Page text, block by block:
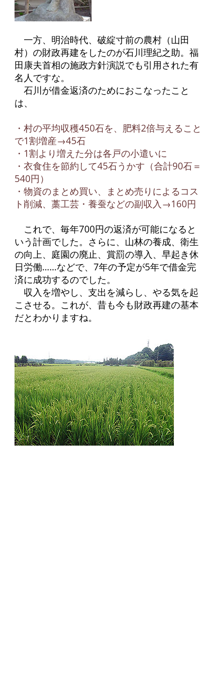
一方、明治時代、破綻寸前の農村（山田
村）の財政再建をしたのが石川理紀之助。福
田康夫首相の施政方針演説でも引用された有
名人ですな。
石川が借金返済のためにおこなったこと
は、
・村の平均収穫450石を、肥料2倍与えること
で1割増産→45石
・1割より増えた分は各戸の小遣いに
・衣食住を節約して45石うかす（合計90石＝
540円）
・物資のまとめ買い、まとめ売りによるコス
ト削減、藁工芸・養蚕などの副収入→160円
これで、毎年700円の返済が可能になると
いう計画でした。さらに、山林の養成、衛生
の向上、庭園の廃止、賞罰の導入、早起き休
日労働……などで、7年の予定が5年で借金完
済に成功するのでした。
収入を増やし、支出を減らし、やる気を起
こさせる。これが、昔も今も財政再建の基本
だとわかりますね。